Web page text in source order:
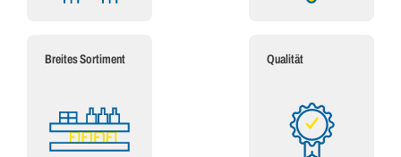
Breites Sortiment Qualität